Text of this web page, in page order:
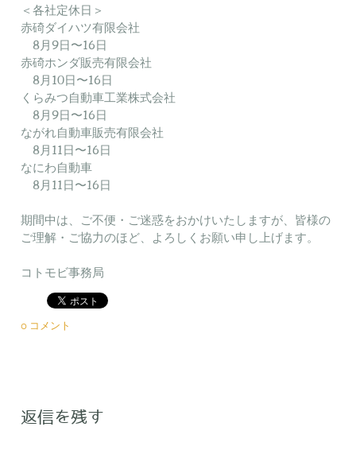
＜各社定休日＞
赤碕ダイハツ有限会社
8月9日〜16日
赤碕ホンダ販売有限会社
8月10日〜16日
くらみつ自動車工業株式会社
8月9日〜16日
ながれ自動車販売有限会社
8月11日〜16日
なにわ自動車
8月11日〜16日
期間中は、ご不便・ご迷惑をおかけいたしますが、皆様の
ご理解・ご協力のほど、よろしくお願い申し上げます。
​コトモビ事務局
0 コメント
返信を残す